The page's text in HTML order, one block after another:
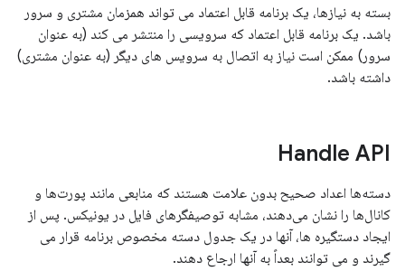
بسته به نیازها، یک برنامه قابل اعتماد می تواند همزمان مشتری و سرور
باشد. یک برنامه قابل اعتماد که سرویسی را منتشر می کند (به عنوان
سرور) ممکن است نیاز به اتصال به سرویس های دیگر (به عنوان مشتری)
داشته باشد.
Handle API
دسته‌ها اعداد صحیح بدون علامت هستند که منابعی مانند پورت‌ها و
کانال‌ها را نشان می‌دهند، مشابه توصیفگرهای فایل در یونیکس. پس از
ایجاد دستگیره ها، آنها در یک جدول دسته مخصوص برنامه قرار می
گیرند و می توانند بعداً به آنها ارجاع دهند.